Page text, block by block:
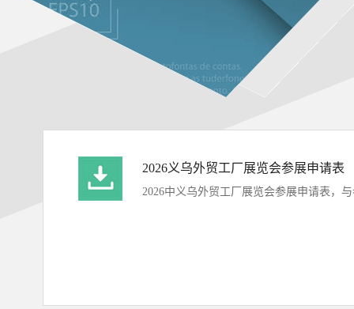
2026义乌外贸工厂展览会参展申请表
2026中义乌外贸工厂展览会参展申请表，